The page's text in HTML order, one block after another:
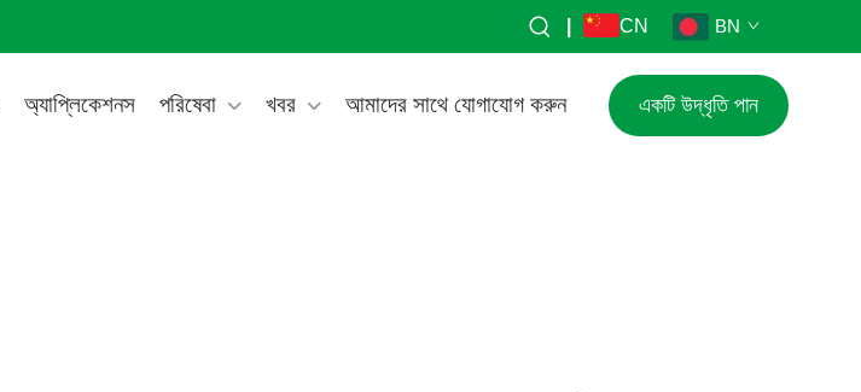
CN BN
অ্যাপ্লিকেশনস পরিষেবা খবর আমাদের সাথে যোগাযোগ করুন একটি উদ্ধৃতি পান